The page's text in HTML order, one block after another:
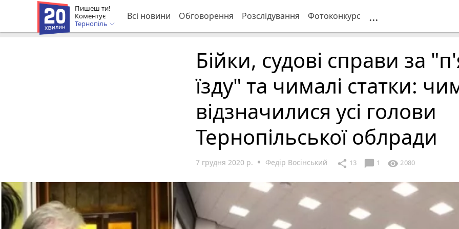
Пишеш ти!
Коментує
Тернопіль
Всі новини Обговорення Розслідування Фотоконкурс ...
Бійки, судові справи за
їзду" та чималі статки:
відзначилися усі голови
Тернопільської облради
7 грудня 2020 р. Федір Восінський share 13 chat_bubble 1 visibility 2080